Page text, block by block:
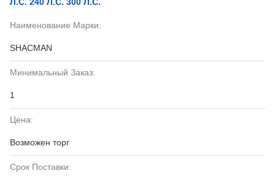
Наименование Марки:
SHACMAN
Минимальный Заказ:
1
Цена:
Возможен торг
Срок Поставки: